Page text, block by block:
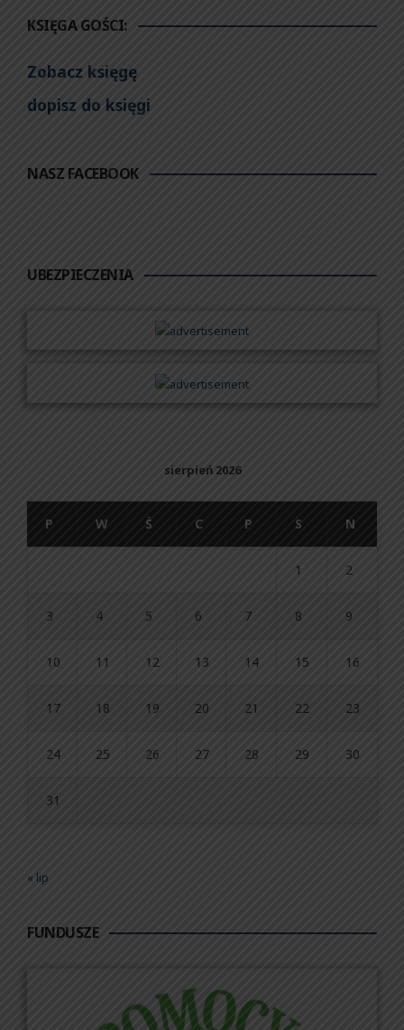
KSIĘGA GOŚCI:
Zobacz księgę
dopisz do księgi
NASZ FACEBOOK
UBEZPIECZENIA
sierpień 2026
P W Ś C P S N
1 2
3 4 5 6 7 8 9
10 11 12 13 14 15 16
17 18 19 20 21 22 23
24 25 26 27 28 29 30
31
« lip
FUNDUSZE